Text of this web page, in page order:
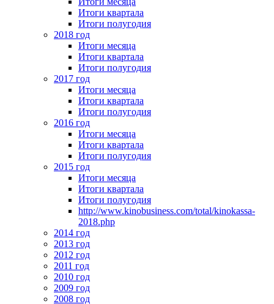
Итоги квартала
Итоги полугодия
2018 год
Итоги месяца
Итоги квартала
Итоги полугодия
2017 год
Итоги месяца
Итоги квартала
Итоги полугодия
2016 год
Итоги месяца
Итоги квартала
Итоги полугодия
2015 год
Итоги месяца
Итоги квартала
Итоги полугодия
http://www.kinobusiness.com/total/kinokassa-
2018.php
2014 год
2013 год
2012 год
2011 год
2010 год
2009 год
2008 год